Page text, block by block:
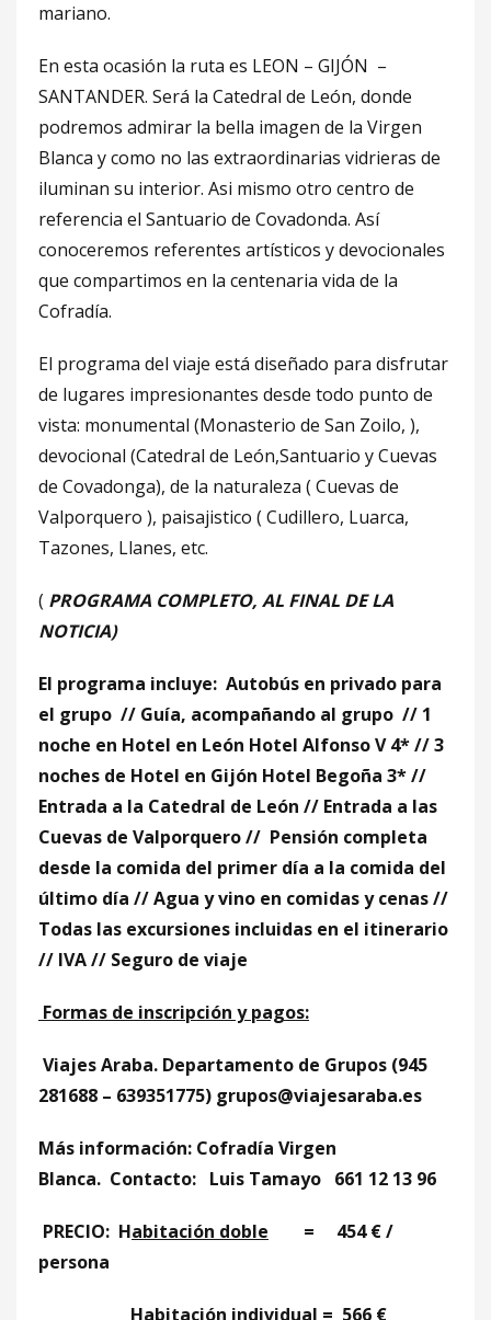
mariano.
En esta ocasión la ruta es LEON – GIJÓN –
SANTANDER. Será la Catedral de León, donde
podremos admirar la bella imagen de la Virgen
Blanca y como no las extraordinarias vidrieras de
iluminan su interior. Asi mismo otro centro de
referencia el Santuario de Covadonda. Así
conoceremos referentes artísticos y devocionales
que compartimos en la centenaria vida de la
Cofradía.
El programa del viaje está diseñado para disfrutar
de lugares impresionantes desde todo punto de
vista: monumental (Monasterio de San Zoilo, ),
devocional (Catedral de León,Santuario y Cuevas
de Covadonga), de la naturaleza ( Cuevas de
Valporquero ), paisajistico ( Cudillero, Luarca,
Tazones, Llanes, etc.
( PROGRAMA COMPLETO, AL FINAL DE LA
NOTICIA)
El programa incluye: Autobús en privado para
el grupo // Guía, acompañando al grupo // 1
noche en Hotel en León Hotel Alfonso V 4* // 3
noches de Hotel en Gijón Hotel Begoña 3* //
Entrada a la Catedral de León // Entrada a las
Cuevas de Valporquero // Pensión completa
desde la comida del primer día a la comida del
último día // Agua y vino en comidas y cenas //
Todas las excursiones incluidas en el itinerario
// IVA // Seguro de viaje
Formas de inscripción y pagos:
Viajes Araba. Departamento de Grupos (945
281688 – 639351775) grupos@viajesaraba.es
Más información: Cofradía Virgen
Blanca. Contacto: Luis Tamayo 661 12 13 96
PRECIO: Habitación doble = 454 € /
persona
Habitación individual = 566 €